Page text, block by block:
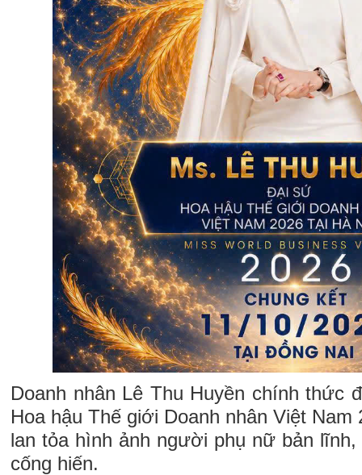
Doanh nhân Lê Thu Huyền chính thức
Hoa hậu Thế giới Doanh nhân Việt Nam
lan tỏa hình ảnh người phụ nữ bản
cống hiến.